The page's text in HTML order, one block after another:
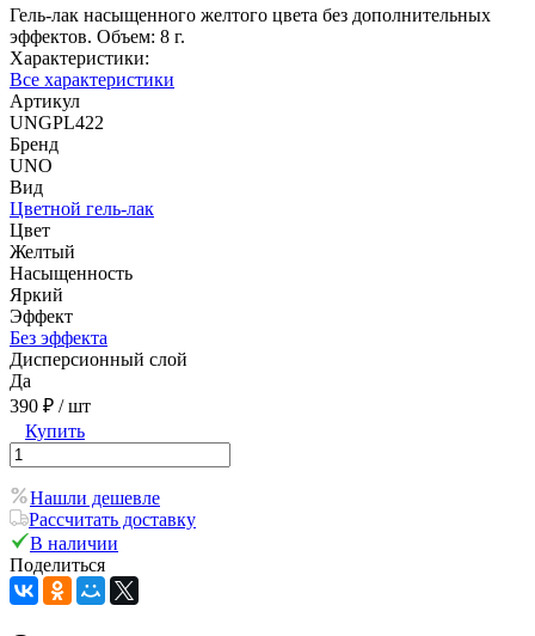
Гель-лак насыщенного желтого цвета без дополнительных
эффектов. Объем: 8 г.
Характеристики:
Все характеристики
Артикул
UNGPL422
Бренд
UNO
Вид
Цветной гель-лак
Цвет
Желтый
Насыщенность
Яркий
Эффект
Без эффекта
Дисперсионный слой
Да
390 ₽ / шт
Купить
Нашли дешевле
Рассчитать доставку
В наличии
Поделиться